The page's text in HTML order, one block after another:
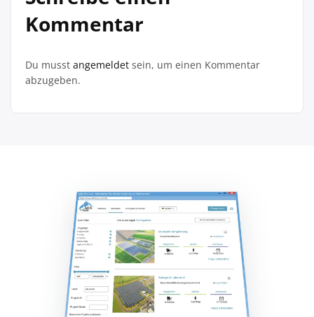
Kommentar
Du musst angemeldet sein, um einen Kommentar
abzugeben.